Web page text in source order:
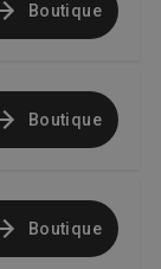
Boutique
Boutique
Boutique